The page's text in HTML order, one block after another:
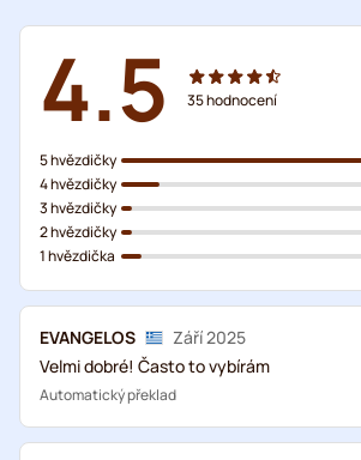
4.5 35hodnocení
5 hvězdičky
4 hvězdičky
3 hvězdičky
2 hvězdičky
1 hvězdička
EVANGELOS
Září 2025
Velmi dobré! Často to vybírám
Automatický překlad